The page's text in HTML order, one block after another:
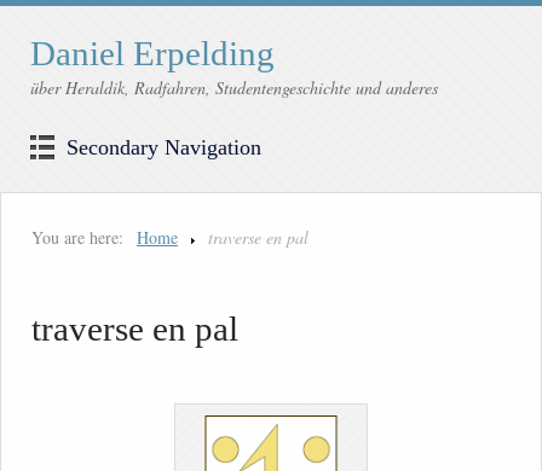
Daniel Erpelding
über Heraldik, Radfahren, Studentengeschichte und anderes
Secondary Navigation
You are here: Home traverse en pal
traverse en pal